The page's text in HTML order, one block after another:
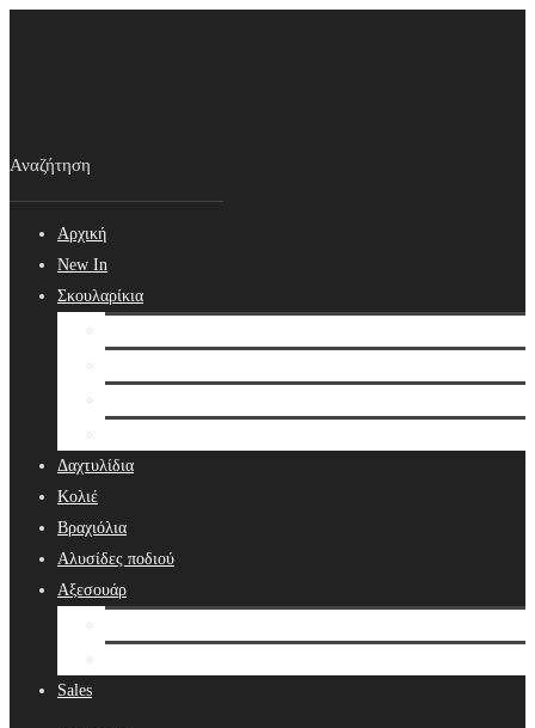
Αρχική
New In
Σκουλαρίκια
Δαχτυλίδια
Κολιέ
Βραχιόλια
Αλυσίδες ποδιού
Αξεσουάρ
Sales